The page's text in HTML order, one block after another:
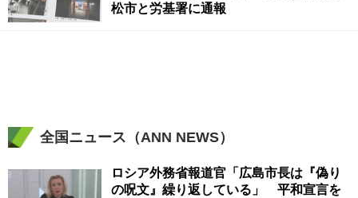
松市と労基署に通報
全国ニュース（ANN NEWS）
ロシア外務省報道官「広島市長は『偽り
の呪文』繰り返している」 平和宣言を